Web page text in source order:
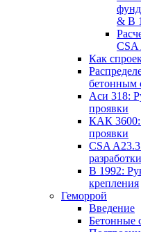
& В
CSA
Как
бетонным
Аси 318:
проявки
КАК 3600:
проявки
CSA
разработки
В 1992:
крепления
Геморрой
Введение
Бетонные